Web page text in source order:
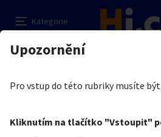
Kategorie
Auto-moto
Reality a
Zvířata
Stroje a nářadí PC a elektro
Erotika
Je nám líto, ale tenhle
Agentura Prague Dolls
Prodávající
Pošlete uživateli zprávu
Nahlásit inzerát
Upozornění
Pro vstup do této rubriky musíte
Kliknutím na tlačítko "Vstoupit"